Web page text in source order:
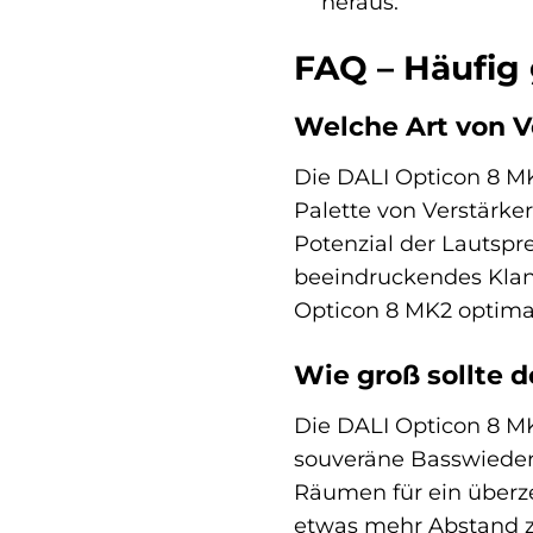
FAQ –
Welche Art von
Die DALI Opticon 8
Palette von
Potenzial der
beeindruckendes
Opticon 8 MK2
Wie groß sollte
Die DALI Opticon 8
souveräne
Räumen für ein
etwas mehr Abstand